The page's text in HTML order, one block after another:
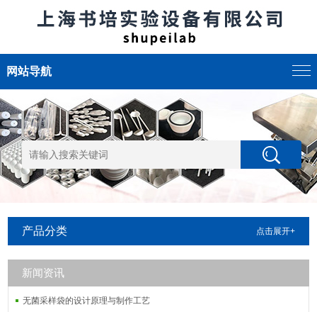
网站导航
产品分类 点击展开+
新闻资讯
无菌采样袋的设计原理与制作工艺